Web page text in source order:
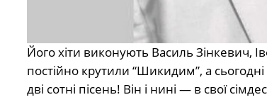
Його хіти виконують Василь Зінкевич,
постійно крутили “Шикидим”, а
дві сотні пісень! Він і нині — в свої